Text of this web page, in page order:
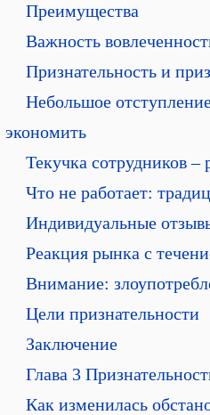
Преимущества
Важность
Признательность и
Небольшое
экономить
Текучка сотрудников –
Что не работает:
Индивидуальные
Реакция рынка с
Внимание:
Цели признательности
Заключение
Глава 3
Как изменилась